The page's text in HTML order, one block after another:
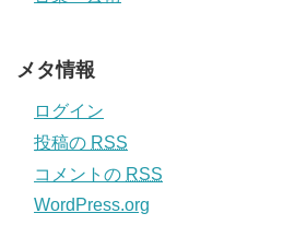
メタ情報
ログイン
投稿の RSS
コメントの RSS
WordPress.org